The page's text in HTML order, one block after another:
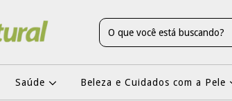
Saúde Beleza e Cuidados com a Pele